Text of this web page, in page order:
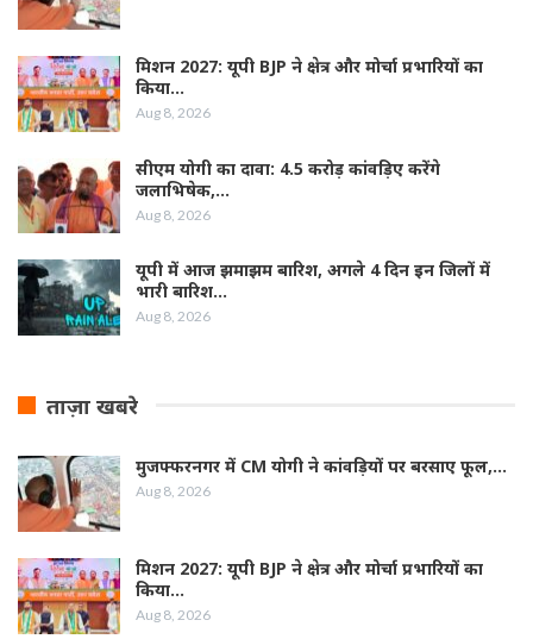
मिशन 2027: यूपी BJP ने क्षेत्र और मोर्चा प्रभारियों का
किया…
Aug 8, 2026
सीएम योगी का दावा: 4.5 करोड़ कांवड़िए करेंगे
जलाभिषेक,…
Aug 8, 2026
यूपी में आज झमाझम बारिश, अगले 4 दिन इन जिलों में
भारी बारिश…
Aug 8, 2026
ताज़ा खबरे
मुजफ्फरनगर में CM योगी ने कांवड़ियों पर बरसाए फूल,…
Aug 8, 2026
मिशन 2027: यूपी BJP ने क्षेत्र और मोर्चा प्रभारियों का
किया…
Aug 8, 2026